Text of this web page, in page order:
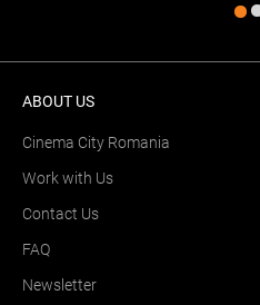
ABOUT US
Cinema City Romania
Work with Us
Contact Us
FAQ
Newsletter